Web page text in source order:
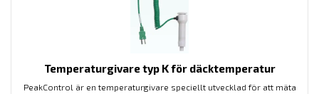
Temperaturgivare typ K för däcktemperatur
PeakControl är en temperaturgivare speciellt utvecklad för att mäta